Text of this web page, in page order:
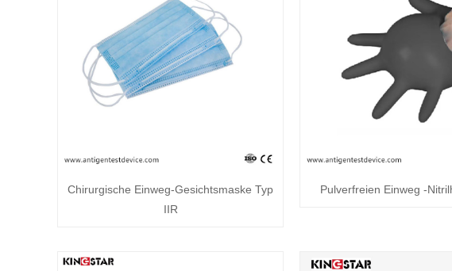
Chirurgische Einweg-Gesichtsmaske Typ
IIR
Pulverfreien Einweg -